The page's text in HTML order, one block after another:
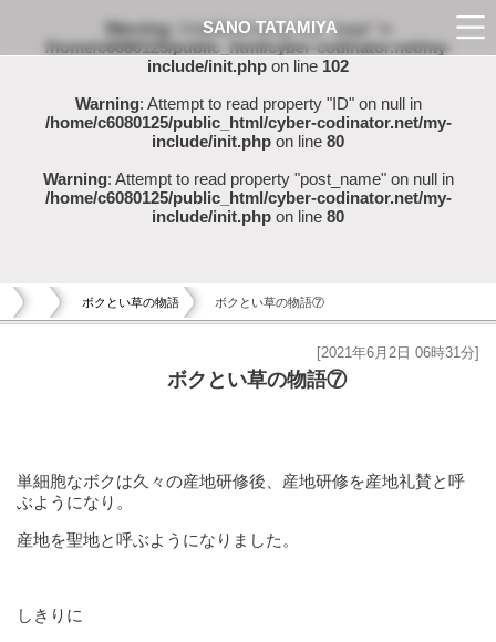
Warning: Undefined array key "page" in
/home/c6080125/public_html/cyber-codinator.net/my-
include/init.php on line 102
Warning: Attempt to read property "ID" on null in
/home/c6080125/public_html/cyber-codinator.net/my-
include/init.php on line 80
Warning: Attempt to read property "post_name" on null in
/home/c6080125/public_html/cyber-codinator.net/my-
include/init.php on line 80
ボクとい草の物語 ボクとい草の物語⑦
ボクとい草の物語⑦
[2021年6月2日 06時31分]
単細胞なボクは久々の産地研修後、産地研修を産地礼賛と呼
ぶようになり。
産地を聖地と呼ぶようになりました。
しきりに
SANO TATAMIYA